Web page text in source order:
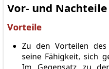
Vor- und Nachteile
Vorteile
Zu den Vorteilen
seine Fähigkeit, sich